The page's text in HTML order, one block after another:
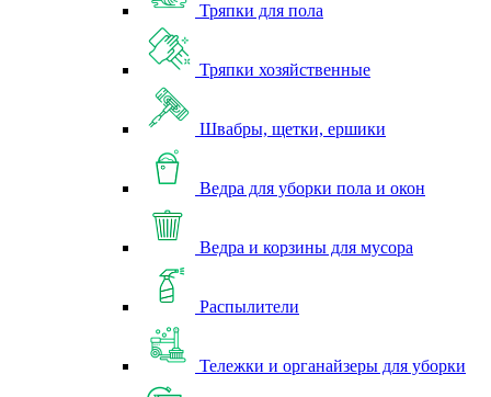
Тряпки для пола
Тряпки хозяйственные
Швабры, щетки, ершики
Ведра для уборки пола и окон
Ведра и корзины для мусора
Распылители
Тележки и органайзеры для уборки